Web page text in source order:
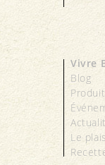
Vivre
Blog
Le